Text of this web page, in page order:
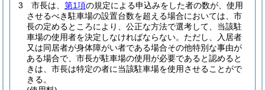
3
市長は、 第1項の規定による申込みをした者の数が、使用
させるべき駐車場の設置台数を超える場合においては、市
長の定めるところにより、公正な方法で選考して、当該駐
車場の使用者を決定しなければならない。 ただし、入居者
又は同居者が身体障がい者である場合その他特別な事由が
ある場合で、市長が駐車場の使用が必要であると認めると
きは、市長は特定の者に当該駐車場を使用させることがで
きる。